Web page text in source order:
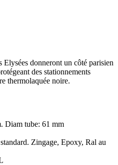
Elysées donneront un côté parisien
des stationnements
thermolaquée noire.
Diam tube: 61 mm
Zingage, Epoxy, Ral au